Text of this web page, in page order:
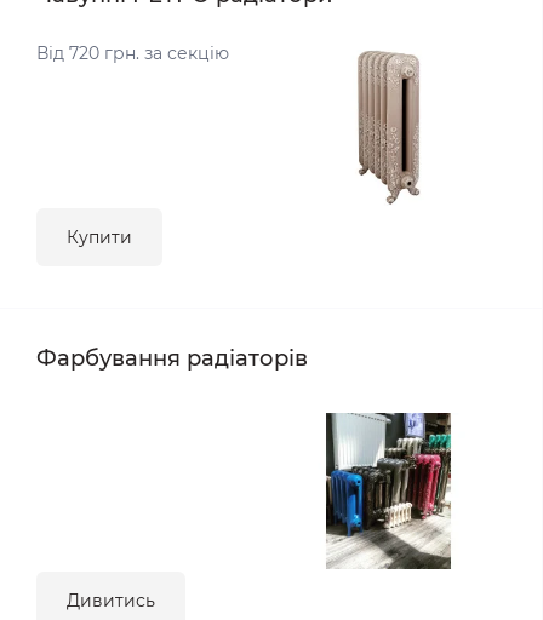
Від 720 грн. за секцію
Купити
Фарбування радіаторів
Дивитись